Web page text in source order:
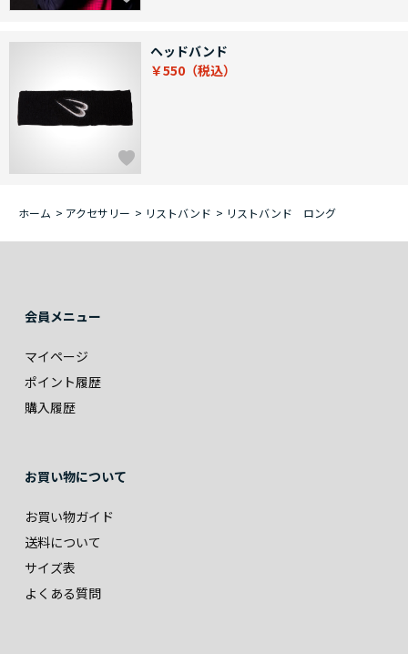
ヘッドバンド
￥550
ホーム > アクセサリー > リストバンド > リストバンド ロング
会員メニュー
マイページ
ポイント履歴
購入履歴
お買い物について
お買い物ガイド
送料について
サイズ表
よくある質問